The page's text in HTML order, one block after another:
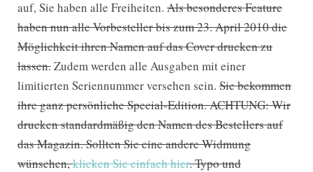
auf, Sie haben alle Freiheiten. Als besonderes Feature
haben nun alle Vorbesteller bis zum 23. April 2010 die
Möglichkeit ihren Namen auf das Cover drucken zu
lassen.Zudem werden alle Ausgaben mit einer
limitierten Seriennummer versehen sein. Sie bekommen
ihre ganz persönliche Special-Edition. ACHTUNG: Wir
drucken standardmäßig den Namen des Bestellers auf
das Magazin. Sollten Sie eine andere Widmung
wünschen,klicken Sie einfach hier. Typo und